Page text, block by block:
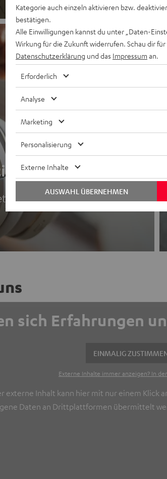
Bluetooth-Kopfhörer
sich Erfahrungen
EINMALIG
Externe Inhalte immer anzeigen? In
externe Inhalt kann hier mit nur einem
Daten an Drittplattformen übermittelt
Kategorie auch einzeln aktivieren bzw.
bestätigen.
Alle Einwilligungen kannst du unter „Daten-
Wirkung für die Zukunft widerrufen. Schau dir
Datenschutzerklärung und das Impressum an.
Erforderlich
Analyse
Marketing
Personalisierung
Externe Inhalte
AUSWAHL ÜBERNEHMEN